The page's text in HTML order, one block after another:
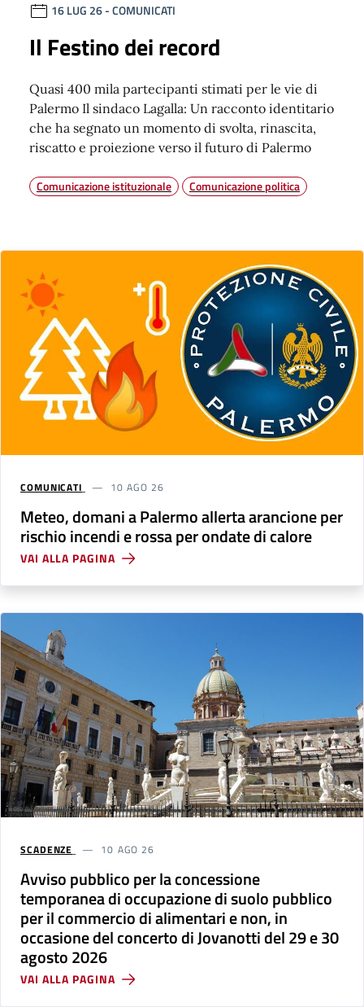
16 LUG 26- COMUNICATI
Il Festino dei record
Quasi 400 mila partecipanti stimati per le vie di
Palermo Il sindaco Lagalla: Un racconto identitario
che ha segnato un momento di svolta, rinascita,
riscatto e proiezione verso il futuro di Palermo
Comunicazione istituzionale Comunicazione politica
COMUNICATI 10 AGO 26
Meteo, domani a Palermo allerta arancione per
rischio incendi e rossa per ondate di calore
VAI ALLA PAGINA
SCADENZE 10 AGO 26
Avviso pubblico per la concessione
temporanea di occupazione di suolo pubblico
per il commercio di alimentari e non, in
occasione del concerto di Jovanotti del 29 e 30
agosto 2026
VAI ALLA PAGINA